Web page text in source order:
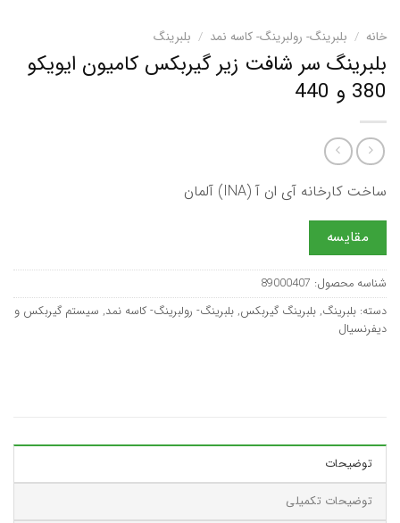
خانه / بلبرینگ- رولبرینگ- کاسه نمد / بلبرینگ
بلبرینگ سر شافت زیر گیربکس کامیون ایویکو
380 و 440
ساخت کارخانه آی ان آ (INA) آلمان
مقایسه
شناسه محصول: 89000407
دسته: بلبرینگ, بلبرینگ گیربکس, بلبرینگ- رولبرینگ- کاسه نمد, سیستم گیربکس و
دیفرنسیال
توضیحات
توضیحات تکمیلی